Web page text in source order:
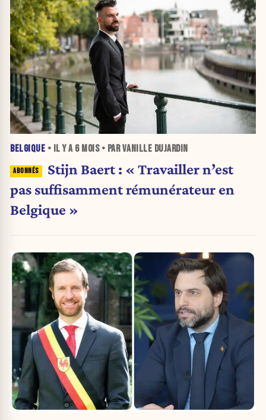
BELGIQUE • IL Y A 6 MOIS• PAR VANILLE DUJARDIN
Stijn Baert : « Travailler n’est
pas suffisamment rémunérateur en
Belgique »